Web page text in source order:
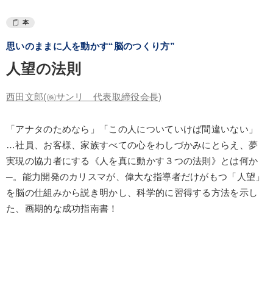
本
思いのままに人を動かす“脳のつくり方”
人望の法則
西田文郎(㈱サンリ 代表取締役会長)
「アナタのためなら」「この人についていけば間違いない」
…社員、お客様、家族すべての心をわしづかみにとらえ、夢
実現の協力者にする《人を真に動かす３つの法則》とは何か
─。能力開発のカリスマが、偉大な指導者だけがもつ「人望」
を脳の仕組みから説き明かし、科学的に習得する方法を示し
た、画期的な成功指南書！